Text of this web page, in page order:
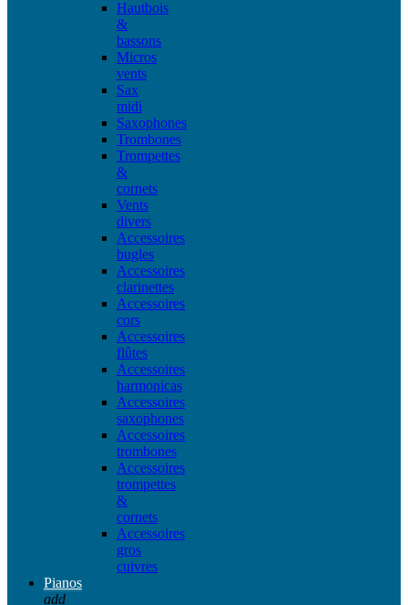
Hautbois
&
bassons
Micros
vents
Sax
midi
Saxophones
Trombones
Trompettes
&
cornets
Vents
divers
Accessoires
bugles
Accessoires
clarinettes
Accessoires
cors
Accessoires
flûtes
Accessoires
harmonicas
Accessoires
saxophones
Accessoires
trombones
Accessoires
trompettes
&
cornets
Accessoires
gros
cuivres
Pianos
add